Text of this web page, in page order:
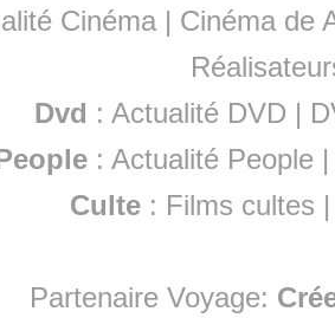
Cinéma | Cinéma de
Dvd : Actualité DVD |
:Actualité People
Culte : Films cultes
Partenaire Voyage: